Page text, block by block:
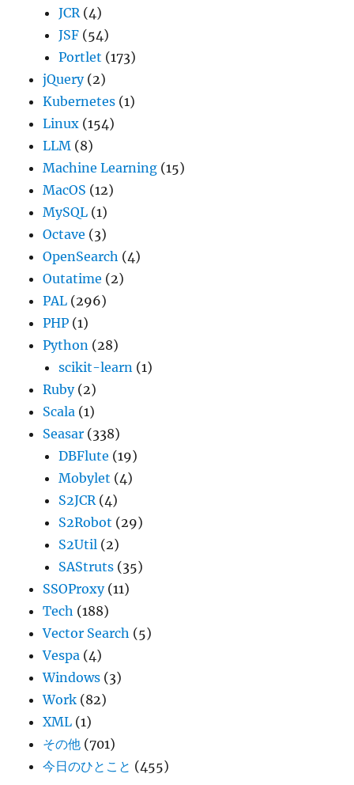
JCR(4)
JSF (54)
Portlet (173)
jQuery(2)
Kubernetes (1)
Linux (154)
LLM (8)
Machine Learning (15)
MacOS (12)
MySQL (1)
Octave (3)
OpenSearch (4)
Outatime (2)
PAL (296)
PHP (1)
Python (28)
scikit-learn (1)
Ruby(2)
Scala (1)
Seasar (338)
DBFlute (19)
Mobylet (4)
S2JCR(4)
S2Robot (29)
S2Util (2)
SAStruts (35)
SSOProxy(11)
Tech (188)
Vector Search (5)
Vespa (4)
Windows (3)
Work (82)
XML (1)
その他 (701)
今日のひとこと (455)